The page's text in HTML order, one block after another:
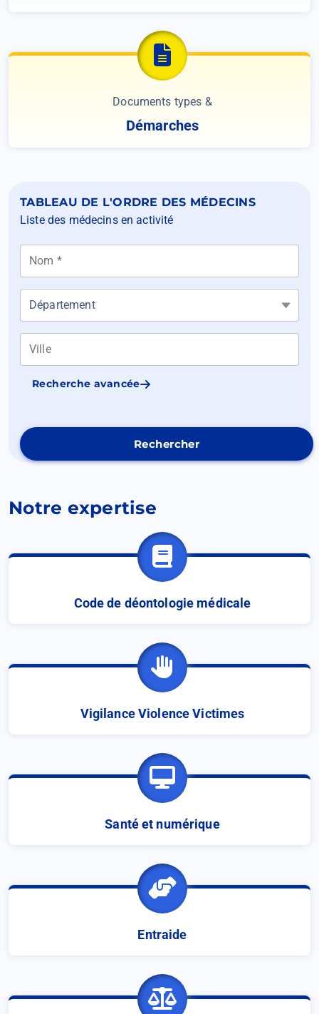
Documents types &
Démarches
TABLEAU DE L'ORDRE DES MÉDECINS
Liste des médecins en activité
Nom *
Department
Ville
Recherche avancée
un
onglet
Notre expertise
Code de déontologie médicale
Vigilance Violence Victimes
Santé et numérique
Entraide